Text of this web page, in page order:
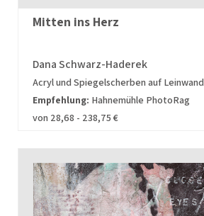
Mitten ins Herz
Dana Schwarz-Haderek
Acryl und Spiegelscherben auf Leinwand
Empfehlung: Hahnemühle PhotoRag
von 28,68 - 238,75 €